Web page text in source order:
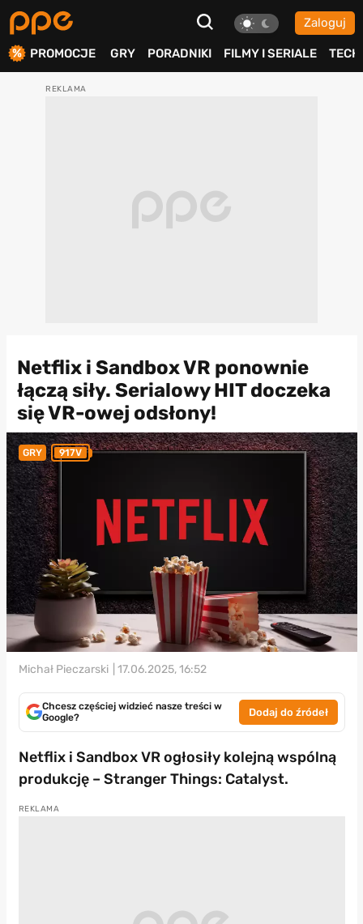
Zaloguj
PROMOCJE GRY PORADNIKI FILMY I SERIALE TECH
Netflix i Sandbox VR ponownie
łączą siły. Serialowy HIT doczeka
się VR-owej odsłony!
GRY 917V
Michał Pieczarski | 17.06.2025, 16:52
Chcesz częściej widzieć nasze treści w
Google?
Dodaj do źródeł
Netflix i Sandbox VR ogłosiły kolejną wspólną
produkcję – Stranger Things: Catalyst.